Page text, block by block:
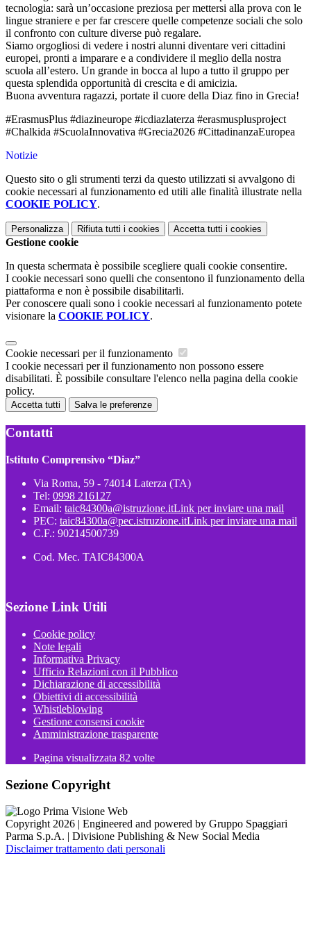
tecnologia: sarà un’occasione preziosa per mettersi alla prova con le
lingue straniere e per far crescere quelle competenze sociali che solo
il confronto con culture diverse può regalare.
​Siamo orgogliosi di vedere i nostri alunni diventare veri cittadini
europei, pronti a imparare e a condividere il meglio della nostra
scuola all’estero. Un grande in bocca al lupo a tutto il gruppo per
questa splendida opportunità di crescita e di amicizia.
​Buona avventura ragazzi, portate il cuore della Diaz fino in Grecia!
​#ErasmusPlus #diazineurope #icdiazlaterza #erasmusplusproject
#Chalkida #ScuolaInnovativa #Grecia2026 #CittadinanzaEuropea
Notizie
Questo sito o gli strumenti terzi da questo utilizzati si avvalgono di
cookie necessari al funzionamento ed utili alle finalità illustrate nella
COOKIE POLICY.
Personalizza Rifiuta tutti i cookies Accetta tutti i cookies
Gestione cookie
In questa schermata è possibile scegliere quali cookie consentire.
I cookie necessari sono quelli che consentono il funzionamento della
piattaforma e non è possibile disabilitarli.
Per conoscere quali sono i cookie necessari al funzionamento potete
visionare la COOKIE POLICY.
Cookie necessari per il funzionamento
I cookie necessari per il funzionamento non possono essere
disabilitati. È possibile consultare l'elenco nella pagina della cookie
policy.
Accetta tutti Salva le preferenze
Contatti
Istituto Comprensivo “Diaz”
Via Roma, 59 - 74014 Laterza (TA)
Tel: 0998 216127
Email: taic84300a@istruzione.itLink per inviare una mail
PEC: taic84300a@pec.istruzione.itLink per inviare una mail
C.F.: 90214500739
Cod. Mec. TAIC84300A
Sezione Link Utili
Cookie policy
Note legali
Informativa Privacy
Ufficio Relazioni con il Pubblico
Dichiarazione di accessibilità
Obiettivi di accessibilità
Whistleblowing
Gestione consensi cookie
Amministrazione trasparente
Pagina visualizzata 82 volte
Sezione Copyright
Copyright 2026 | Engineered and powered by Gruppo Spaggiari
Parma S.p.A. | Divisione Publishing & New Social Media
Disclaimer trattamento dati personali